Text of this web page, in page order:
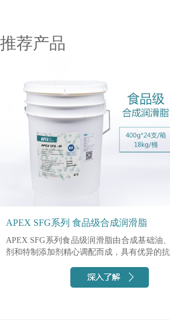
推荐产品
APEX SFG系列 食品级合成润滑脂
APEX SFG系列食品级润滑脂由合成基础油
剂和特制添加剂精心调配而成，具有优异的